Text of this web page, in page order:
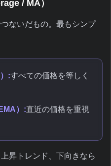
/ MA）
ないだもの。最もシンプ
:すべての価格を等しく
）:直近の価格を重視
昇トレンド、下向きなら